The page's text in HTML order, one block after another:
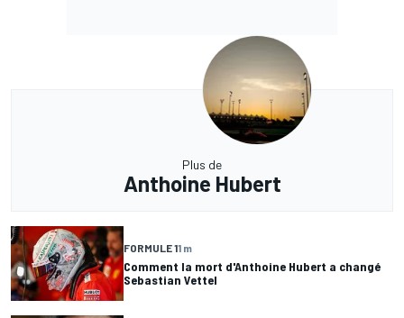
Plus de
Anthoine Hubert
FORMULE 11 m
Comment la mort d'Anthoine Hubert a changé
Sebastian Vettel